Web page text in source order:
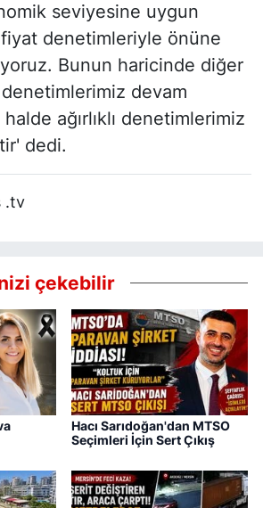
seviyesine uygun
denetimleriyle önüne
Bunun haricinde diğer
devam
ağırlıklı denetimlerimiz
dedi.
.tv
çekebilir
Hacı Sarıdoğan'dan MTSO
Seçimleri İçin Sert Çıkış